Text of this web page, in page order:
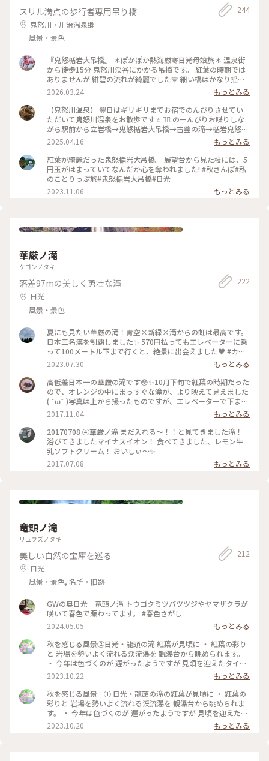
スリル満点の歩行者専用吊り橋
鬼怒川・川治温泉郷
風景・景色
244
『鬼怒楯岩大吊橋』 ＊ぽかぽか熱海厳寒日光母娘旅＊ 温泉街
から徒歩15分 鬼怒川渓谷にかかる吊橋です。 紅葉の時期では
ありませんが 紺碧の流れが綺麗でした💙 細い橋はかなり揺れ
ます🤣 渓谷を吹く風が強くて 凍える寒さでした🥶 宇都宮と違
いやはり日光へ来ると 寒さ厳しかったです💦 ・ ・ #ちいさな
列車旅 #ぽかぽか熱海厳寒日光母娘旅 #母娘旅 #ことりっぷ日
光 #ことりっぷ栃木 #ドライブ #日光ドライブ #鬼怒楯岩大吊
橋 #吊橋 #橋 #鬼怒川温泉 #鬼怒川 #日光 #日光市 #栃木県 #栃
2026.03.24
もっとみる
【鬼怒川温泉】 翌日はギリギリまでお宿でのんびりさせてい
ただいて鬼怒川温泉をお散歩です🚶🚶‍♂️ のーんびりお喋りしな
がら駅前から立岩橋→鬼怒楯岩大吊橋→古釜の滝→楯岩鬼怒姫
神社→鬼怒川駅前広場の足湯 鬼怒太の湯と温泉街を小さくく
るっとしてきました👣 私たち以外にもちらほらお散歩をする
人たちもいて みなさんのんびりとした時間を楽しまれていま
した🥰 スポットは奇跡的に青空がのぞいた一枚が撮れた📸鬼
怒楯大岩吊橋にしてあります📍 （2025.3.30） #温泉 #温泉街
#鬼 #吊橋 #滝 #お散歩 #鬼怒川温泉 #鬼怒川 #雪の日光鬼怒川
2025.04.16
もっとみる
紅葉が綺麗だった鬼怒楯岩大吊橋。 展望台から見た枝には、5
円玉がはまっていてなんだか心を奪われました! #秋さんぽ#私
のことりっぷ旅#鬼怒楯岩大吊橋#日光
2023.11.06
もっとみる
華厳ノ滝
ケゴンノタキ
落差97mの美しく勇壮な滝
日光
風景・景色
222
夏にも見たい華厳の滝！青空×新緑×滝からの虹は最高です。
日本三名漠を制覇しました✨ 570円払ってもエレベーターに乗
って100メートル下まで行くと、絶景に出会えました♥️ #カメ
ラ旅 #私のことりっぷ旅
2023.07.30
もっとみる
高低差日本一の華厳の滝です😳✨10月下旬で紅葉の時期だった
ので、オレンジの中にまっすぐな滝が、より映えて見えました
( ˘ω˘ )写真は上から撮ったものですが、エレベーターで下まで
降りるとまた一段と迫力のある滝が見られます🙆🙆 #華厳の滝
#日光#滝#紅葉#日本一
2017.11.04
もっとみる
20170708 ④華厳ノ滝 まだ入れる〜！！と見てきました滝！
浴びてきましたマイナスイオン！ 食べてきました、レモン牛
乳ソフトクリーム！ おいしぃ〜✨
2017.07.08
もっとみる
竜頭ノ滝
リュウズノタキ
美しい自然の宝庫を巡る
日光
風景・景色, 名所・旧跡
212
GWの奥日光 竜頭ノ滝 トウゴクミツバツツジやヤマザクラが
咲いて春色で賑わってます。 #春色さがし
2024.05.05
もっとみる
秋を感じる風景②日光・龍頭の滝 紅葉が見頃に ・ 紅葉の彩り
と 岩場を勢いよく流れる渓流瀑を 観瀑台から眺められます。
・ 今年は色づくのが 遅がったようですが 見頃を迎えたタイミ
ングで 訪れることが出来て 良かったです。 #私のことりっぷ
旅 #秋さんぽ #日光 #紅葉 #日光旅 #龍頭の滝#奥日光#日光紅
葉#奥日光紅葉
2023.10.22
もっとみる
秋を感じる風景…① 日光・龍頭の滝の紅葉が見頃に ・ 紅葉の
彩りと 岩場を勢いよく流れる渓流瀑を 観瀑台から眺められま
す。 ・ 今年は色づくのが 遅がったようですが 見頃を迎えたタ
イミングで 訪れることが出来て 良かったです。 2023.10.19 #
私のことりっぷ旅 #秋さんぽ #日光#日光旅 #龍頭の滝#紅葉#
2023.10.20 もっとみる